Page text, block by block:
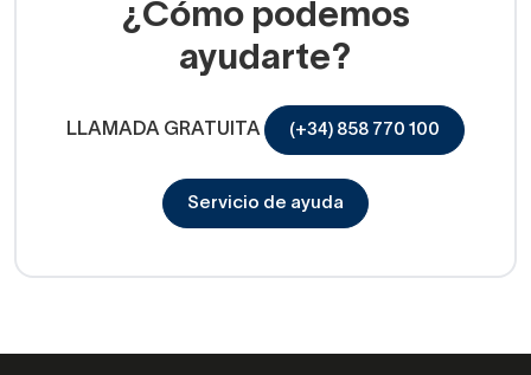
¿Cómo podemos
ayudarte?
LLAMADA GRATUITA (+34) 858 770 100
Servicio de ayuda